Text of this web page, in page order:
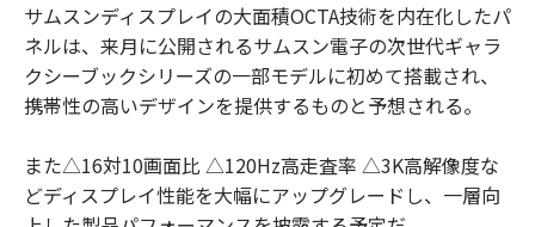
サムスンディスプレイの大面積OCTA技術を内在化したパ
ネルは、来月に公開されるサムスン電子の次世代ギャラ
クシーブックシリーズの一部モデルに初めて搭載され、
携帯性の高いデザインを提供するものと予想される。
また△16対10画面比 △120Hz高走査率 △3K高解像度な
どディスプレイ性能を大幅にアップグレードし、一層向